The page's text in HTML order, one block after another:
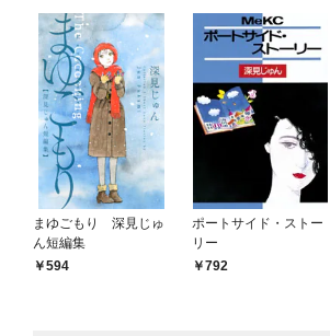
まゆごもり 深見じゅ
ん短編集
594
ポートサイド・ストー
リー
792